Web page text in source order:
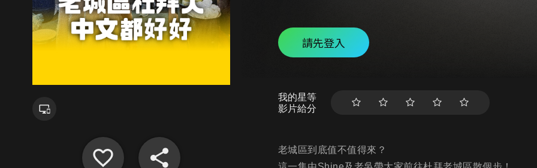
請先登入
我的星等
影片給分
老城區到底值不值得來？